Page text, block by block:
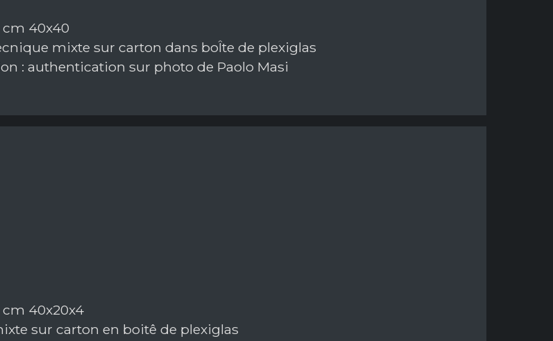
40x40
mixte sur carton dans boÎte de plexiglas
: authentication sur photo de Paolo Masi
40x20x4
sur carton en boitê de plexiglas